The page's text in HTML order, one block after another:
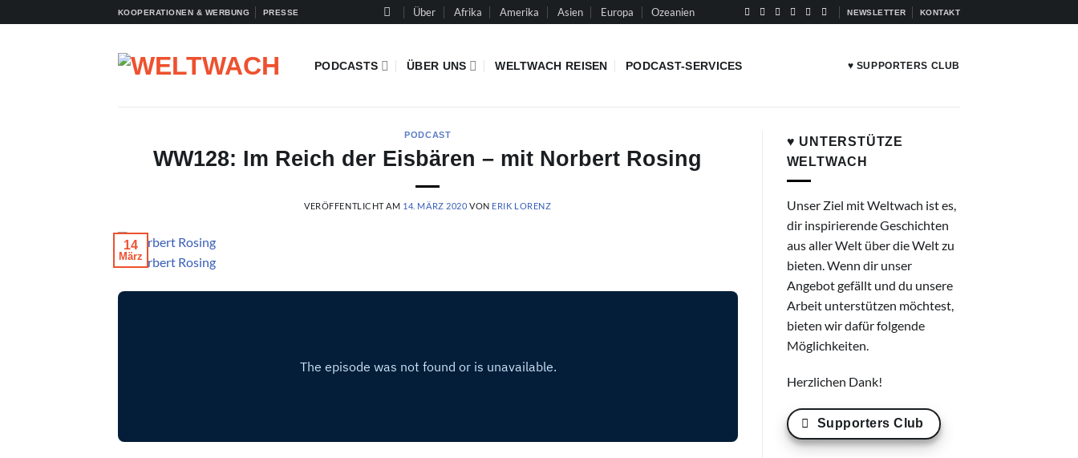
Inhalt
KOOPERATIONEN & WERBUNG PRESSE Über Afrika Amerika Asien Europa Ozeanien NEWSLETTER KONTAKT
PODCASTS ÜBER UNS WELTWACH REISEN PODCAST-SERVICES ♥ SUPPORTERS CLUB
PODCAST
WW128: Im Reich der Eisbären – mit Norbert Rosing
VERÖFFENTLICHT AM 14. MÄRZ 2020 VON ERIK LORENZ
© Norbert Rosing
14
März
♥ UNTERSTÜTZE
WELTWACH
Unser Ziel mit Weltwach ist es,
dir inspirierende Geschichten
aus aller Welt über die Welt zu
bieten. Wenn dir unser
Angebot gefällt und du unsere
Arbeit unterstützen möchtest,
bieten wir dafür folgende
Möglichkeiten.
Herzlichen Dank!
Supporters Club